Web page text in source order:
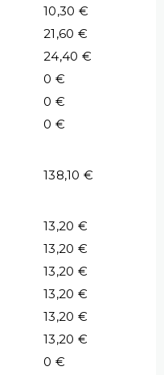
10,30 €
21,60 €
24,40 €
0 €
0 €
0 €
138,10 €
13,20 €
13,20 €
13,20 €
13,20 €
13,20 €
13,20 €
0 €